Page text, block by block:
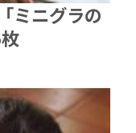
ミニグラの